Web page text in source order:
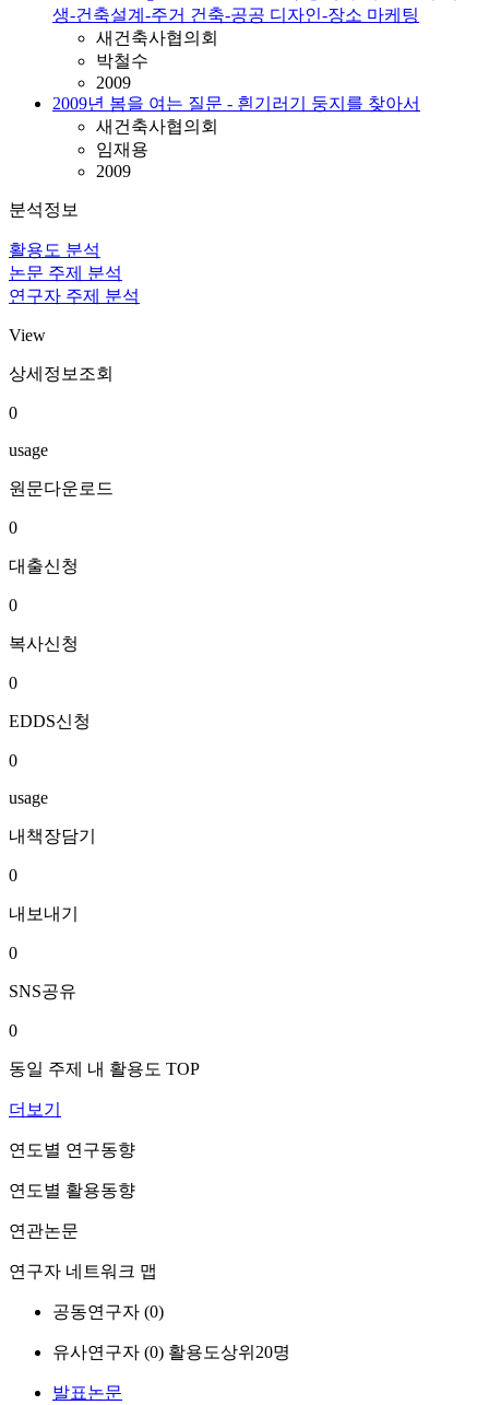
생-건축설계-주거 건축-공공 디자인-장소 마케팅
새건축사협의회
박철수
2009
2009년 봄을 여는 질문 - 흰기러기 둥지를 찾아서
새건축사협의회
임재용
2009
분석정보
활용도 분석
논문 주제 분석
연구자 주제 분석
View
상세정보조회
0
usage
원문다운로드
0
대출신청
0
복사신청
0
EDDS신청
0
usage
내책장담기
0
내보내기
0
SNS공유
0
동일 주제 내 활용도 TOP
더보기
연도별 연구동향
연도별 활용동향
연관논문
연구자 네트워크 맵
공동연구자 (0)
유사연구자 (0) 활용도상위20명
발표논문